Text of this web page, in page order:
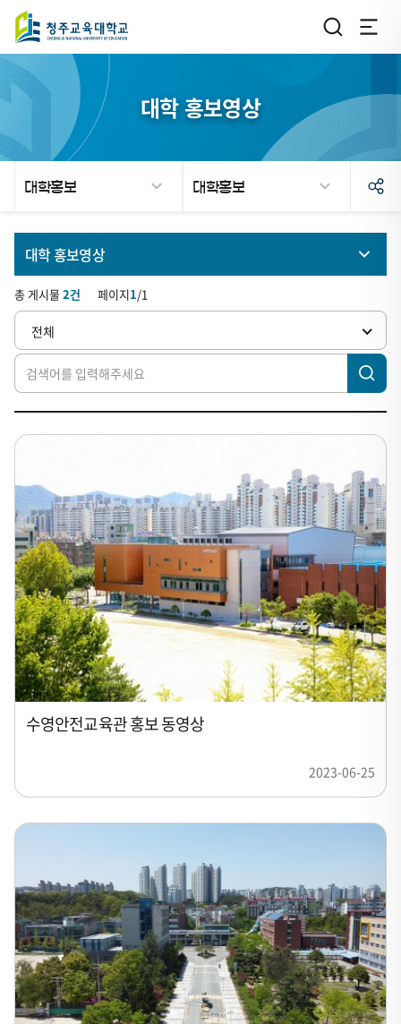
대학 홍보영상
대학홍보 대학홍보
대학 홍보영상
홍보 브로슈어
홍보 갤러리
총 게시물2건 페이지1/1
전체
수영안전교육관 홍보 동영상
2023-06-25